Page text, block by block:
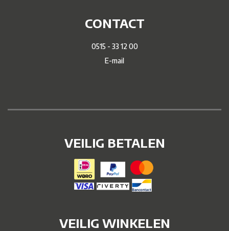
CONTACT
0515 - 33 12 00
E-mail
VEILIG BETALEN
VEILIG WINKELEN